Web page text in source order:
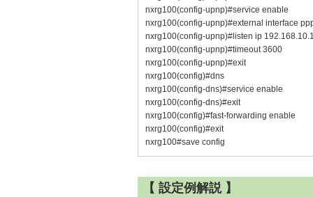
nxrg100(config-upnp)#service enable
nxrg100(config-upnp)#external interface
nxrg100(config-upnp)#listen ip
nxrg100(config-upnp)#timeout 3600
nxrg100(config-upnp)#exit
nxrg100(config)#dns
nxrg100(config-dns)#service enable
nxrg100(config-dns)#exit
nxrg100(config)#fast-forwarding enable
nxrg100(config)#exit
nxrg100#save config
【 設定例解説 】